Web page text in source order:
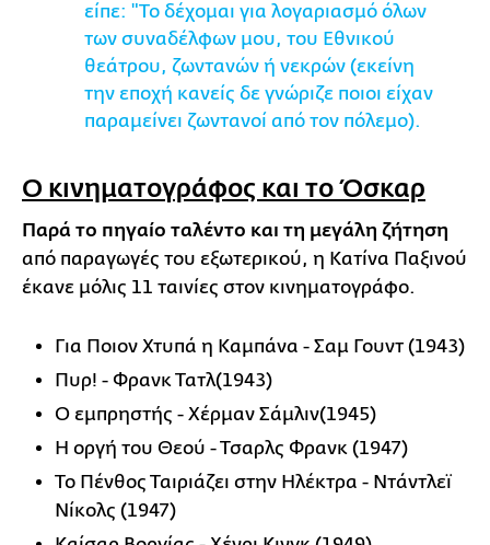
είπε: "Το δέχομαι για λογαριασμό όλων
των συναδέλφων μου, του Εθνικού
θεάτρου, ζωντανών ή νεκρών (εκείνη
την εποχή κανείς δε γνώριζε ποιοι είχαν
παραμείνει ζωντανοί από τον πόλεμο).
Ο κινηματογράφος και το Όσκαρ
Παρά το πηγαίο ταλέντο και τη μεγάλη ζήτηση
από παραγωγές του εξωτερικού, η Κατίνα Παξινού
έκανε μόλις 11 ταινίες στον κινηματογράφο.
Για Ποιον Χτυπά η Καμπάνα - Σαμ Γουντ (1943)
Πυρ! - Φρανκ Τατλ(1943)
Ο εμπρηστής - Χέρμαν Σάμλιν(1945)
Η οργή του Θεού - Τσαρλς Φρανκ (1947)
Το Πένθος Ταιριάζει στην Ηλέκτρα - Ντάντλεϊ
Νίκολς (1947)